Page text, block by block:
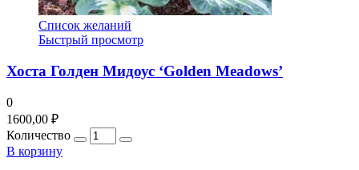
Список желаний
Быстрый просмотр
Хоста Голден Мидоус ‘Golden Meadows’
0
1600,00 ₽
Количество
В корзину